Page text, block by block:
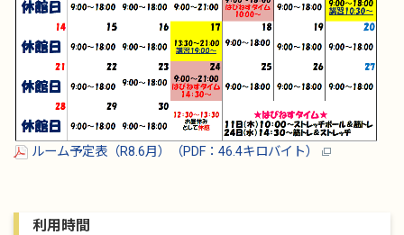
ルーム予定表（R8.6月）（PDF：46.4キロバイト）
利用時間